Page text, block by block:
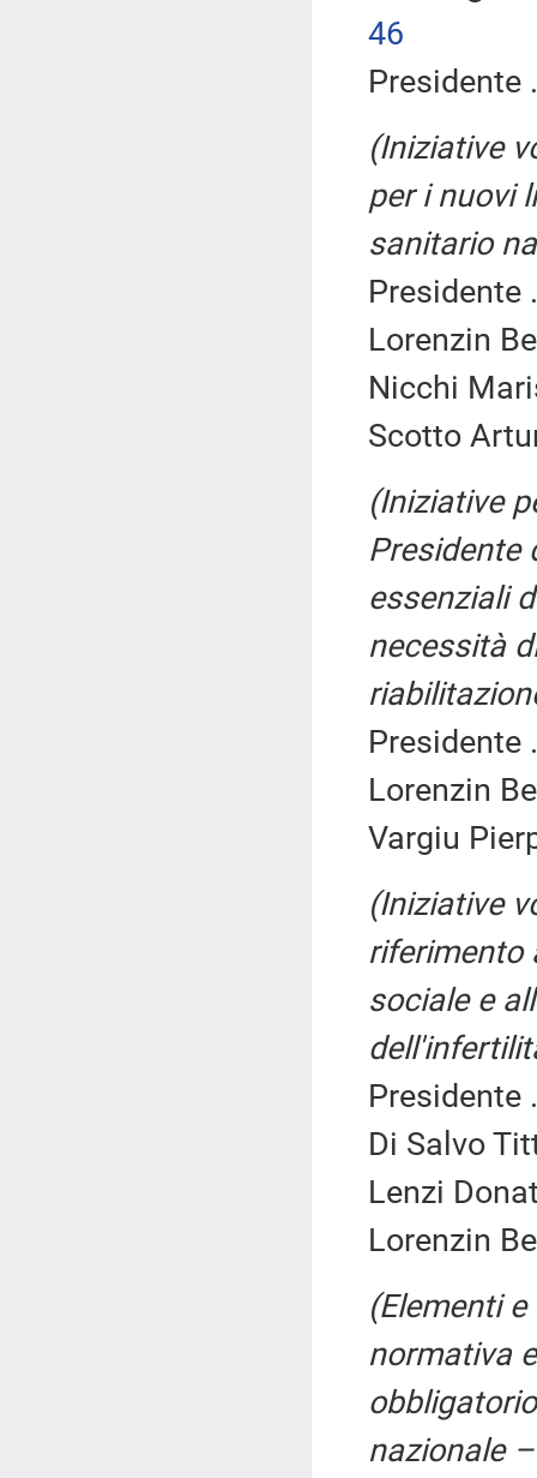
46
Presidente
(Iniziative
per i nuovi
sanitario
Presidente
Lorenzin
Nicchi
Scotto
(Iniziative
Presidente
essenziali
necessità
Presidente
Lorenzin
Vargiu
(Iniziative
riferimento
sociale e
Presidente
Di Salvo
Lenzi
Lorenzin
(Elementi
normativa
nazionale